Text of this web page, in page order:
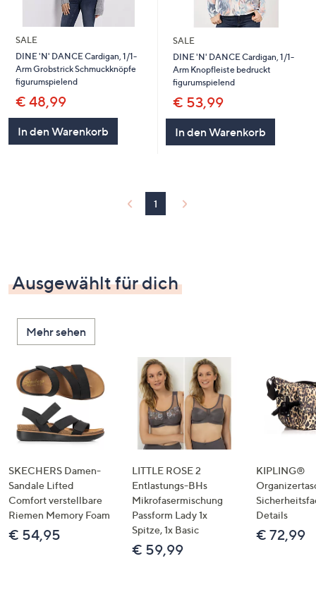
SALE
DINE 'N' DANCE Cardigan, 1/1-
Arm Grobstrick Schmuckknöpfe
figurumspielend
€ 48,99
In den Warenkorb
SALE
DINE 'N' DANCE Cardigan, 1/1-
Arm Knopfleiste bedruckt
figurumspielend
€ 53,99
In den Warenkorb
1
Ausgewählt für dich
Mehr sehen
SKECHERS Damen-
Sandale Lifted
Comfort verstellbare
Riemen Memory Foam
€ 54,95
LITTLE ROSE 2
Entlastungs-BHs
Mikrofasermischung
Passform Lady 1x
Spitze, 1x Basic
€ 59,99
KIPLING®
Details
€ 72,99